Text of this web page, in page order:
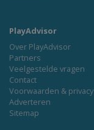
PlayAdvisor
Over PlayAdvisor
Partners
Veelgestelde vragen
Contact
Voorwaarden & privacy
Adverteren
Sitemap